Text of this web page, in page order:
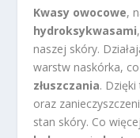
Kwasy owocowe,
hydroksykwasami
naszej skóry.
warstw naskórka,
złuszczania.
oraz
stan skóry. Co